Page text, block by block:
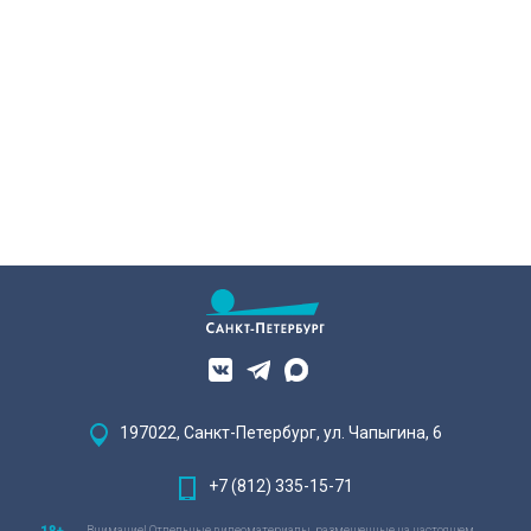
197022, Санкт-Петербург, ул. Чапыгина, 6
+7 (812) 335-15-71